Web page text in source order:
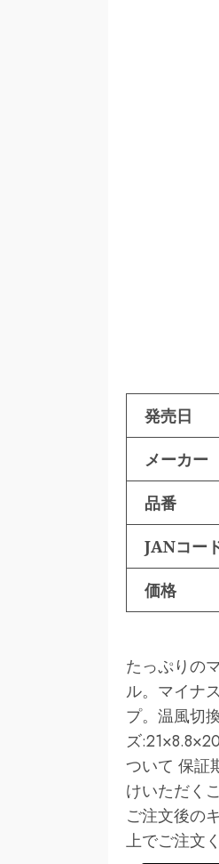
発売日
メーカー
品番
JANコー
価格
たっぷりの
ル。マイナ
プ。温風切
ズ
ついて 保証
けいただく
ご注文後の
上でご注文